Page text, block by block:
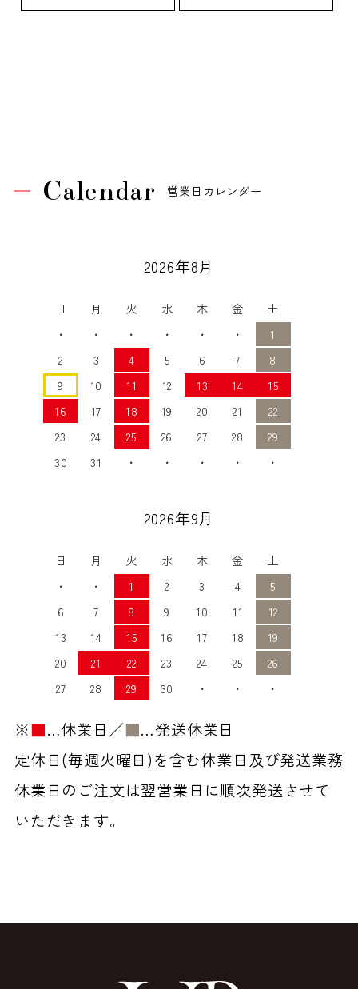
Calendar 営業日カレンダー
2026年8月
日 月 火 水 木 金
土
・
・ ・ ・ ・ ・
1
2
3 4 5 6 7
8
9
10 11 12 13 14
15
16
17 18 19 20 21
22
23
24 25 26 27 28
29
30
31 ・ ・ ・ ・ ・
2026年9月
日 月 火 水 木 金
土
・
・ 1 2 3 4
5
6
7 8 9 10 11
12
13
14 15 16 17 18
19
20
21 22 23 24 25
26
27
28 29 30 ・ ・ ・
※■…休業日／■…発送休業日
定休日(毎週火曜日)を含む休業日及び発送業務
休業日のご注文は翌営業日に順次発送させて
いただきます。